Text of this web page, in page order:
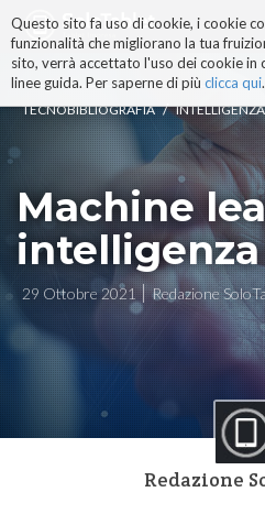
Questo sito fa uso di cookie, i cookie
funzionalità che migliorano la tua
sito, verrà accettato l'uso dei cookie in
linee guida. Per saperne di più clicca qui.
ai
contenuti.
|
alla
TECNOBIBLIOGRAFIA /
Machine
29 Ottobre 2021 Redazione
Redazione